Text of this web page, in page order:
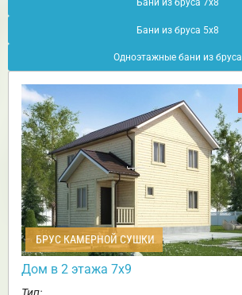
Бани из бруса 7х8
Бани из бруса 5х8
Одноэтажные бани из бруса
БРУС КАМЕРНОЙ СУШКИ
Дом в 2 этажа 7х9